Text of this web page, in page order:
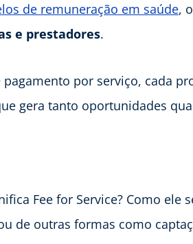
de remuneração em saúde,
e prestadores.
por serviço, cada
gera tanto oportunidades
Fee for Service? Como
de outras formas como